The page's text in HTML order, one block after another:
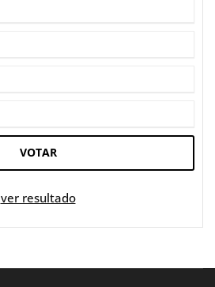
VOTAR
ver resultado